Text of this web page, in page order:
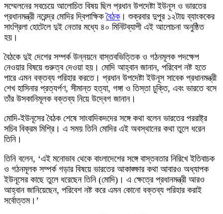
সম্মেলনের সবচেয়ে আলোচিত বিষয় ছিল প্রধান উপদেষ্টা ইউনূস ও ভারতের
প্রধানমন্ত্রী নরেন্দ্র মোদির দ্বিপাক্ষিকবৈঠক। শুক্রবার দুপুর ১২টায় ব্যাংককের
সাংগ্রিলা হোটেলে দুই নেতার মধ্যে ৪০ মিনিটব্যাপী এই আলোচনা অনুষ্ঠিত
হয়।
বৈঠকে দুই দেশের সম্পর্ক উন্নয়নে বাস্তবভিত্তিক ও গঠনমূলক পদক্ষেপ
নেওয়ার বিষয়ে গুরুত্ব দেওয়া হয়। মোদি আহ্বান জানান, পরিবেশ নষ্ট হতে
পারে এমন বক্তব্য পরিহার করতে। প্রধান উপদেষ্টা ইউনূস সাবেক প্রধানমন্ত্রী
শেখ হাসিনার প্রত্যর্পণ, সীমান্ত হত্যা, গঙ্গা ও তিস্তা চুক্তি, এবং ভারতে বসে
তাঁর উসকানিমূলক বক্তব্য নিয়ে উদ্বেগ জানান।
মোদি-ইউনূসের বৈঠক শেষে সাংবাদিকদদের সঙ্গে কথা বলেন ভারতের পররাষ্ট্র
সচিব বিক্রম মিশ্রি। এ সময় তিনি মোদির এই অবস্থানের কথা তুলে ধরেন
তিনি।
তিনি বলেন, ‘এই মনোভাব থেকে বাংলাদেশের সঙ্গে বাস্তবতার নিরিখে ইতিবাচক
ও গঠনমূলক সম্পর্ক গড়ার বিষয়ে ভারতের আকাঙ্ক্ষার কথা আবারও অধ্যাপক
ইউনূসের কাছে তুলে ধরেছেন তিনি (মোদি)। এ ক্ষেত্রে প্রধানমন্ত্রী আরও
আহ্বান জানিয়েছেন, পরিবেশ নষ্ট করে এমন কোনো বক্তব্য পরিহার করাই
সর্বোত্তম।’